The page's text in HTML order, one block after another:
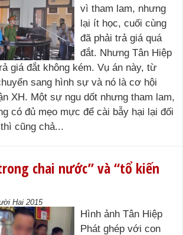
vì tham lam, nhưng
lại ít học, cuối cùng
đã phải trả giá quá
đắt. Nhưng Tân Hiệp
giá đắt không kém. Vụ án này, từ
sang hình sự và nó là cơ hội
XH. Một sự ngu dốt nhưng tham lam,
có đủ mẹo mực để cài bẫy hại lại đối
cũng chả...
chai nước” và “tổ kiến
Hai 2015
Hình ảnh Tân Hiệp
Phát ghép với con